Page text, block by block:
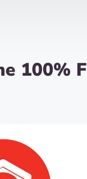
100%